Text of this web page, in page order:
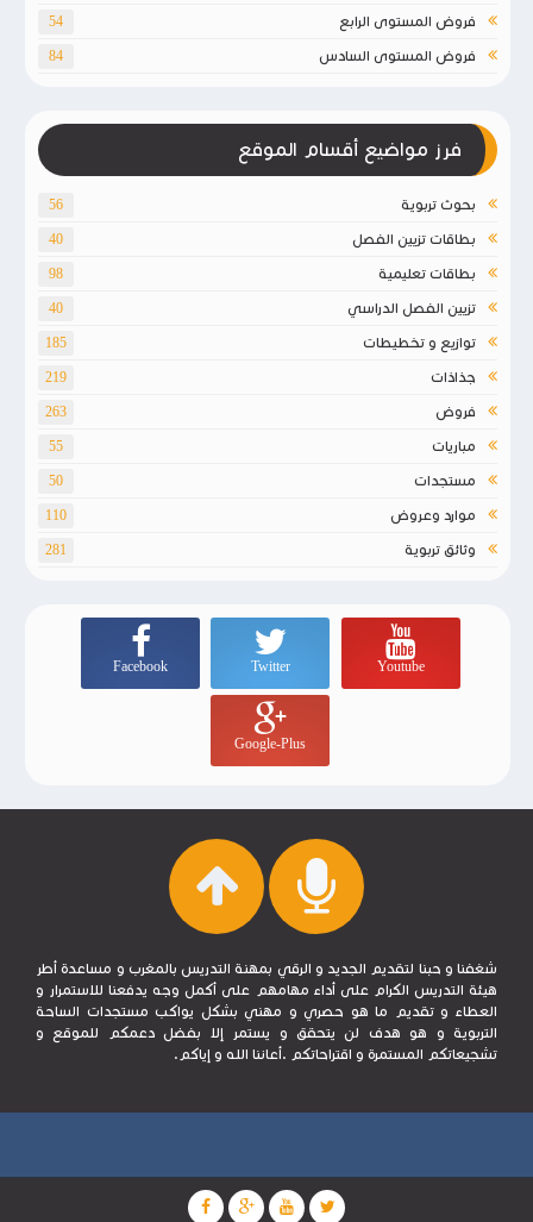
فروض المستوى الرابع 54
فروض المستوى السادس 84
فرز مواضيع أقسام الموقع
بحوث تربوية 56
بطاقات تزيين الفصل 40
بطاقات تعليمية 98
تزيين الفصل الدراسي 40
توازيع و تخطيطات 185
جذاذات 219
فروض 263
مباريات 55
مستجدات 50
موارد وعروض 110
وثائق تربوية 281
Youtube
Twitter
Facebook
Google-Plus
شغفنا و حبنا لتقديم الجديد و الرقي بمهنة التدريس بالمغرب و مساعدة أطر
هيئة التدريس الكرام على أداء مهامهم على أكمل وجه يدفعنا للاستمرار و
العطاء و تقديم ما هو حصري و مهني بشكل يواكب مستجدات الساحة
التربوية و هو هدف لن يتحقق و يستمر إلا بفضل دعمكم للموقع و
تشجيعاتكم المستمرة و اقتراحاتكم .أعاننا الله و إياكم.